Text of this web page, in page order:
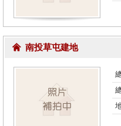
南投草屯建地